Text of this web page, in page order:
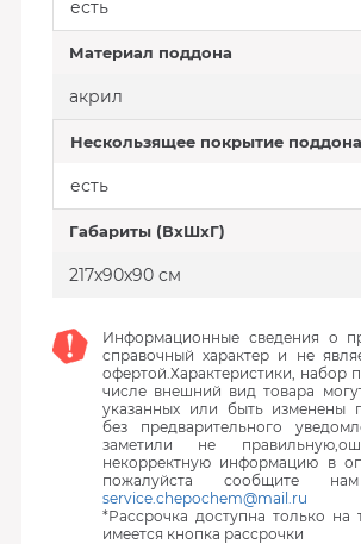
есть
Материал поддона
акрил
Нескользящее покрытие поддона
есть
Габариты (ВхШхГ)
217х90х90 см
Информационные сведения о
справочный характер и не
офертой.Характеристики, набор
числе внешний вид товара
указанных или быть изменены
без предварительного
заметили не
некорректную информацию в
пожалуйста сообщите
service.chepochem@mail.ru
*Рассрочка доступна только на
имеется кнопка рассрочки